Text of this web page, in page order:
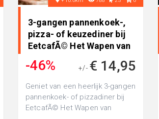
3-gangen pannenkoek-,
pizza- of keuzediner bij
EetcafÃ© Het Wapen van
-46% +/- € 14,95
Geniet van een heerlijk 3-gangen
pannenkoek- of pizzadiner bij
EetcafÃ© Het Wapen van